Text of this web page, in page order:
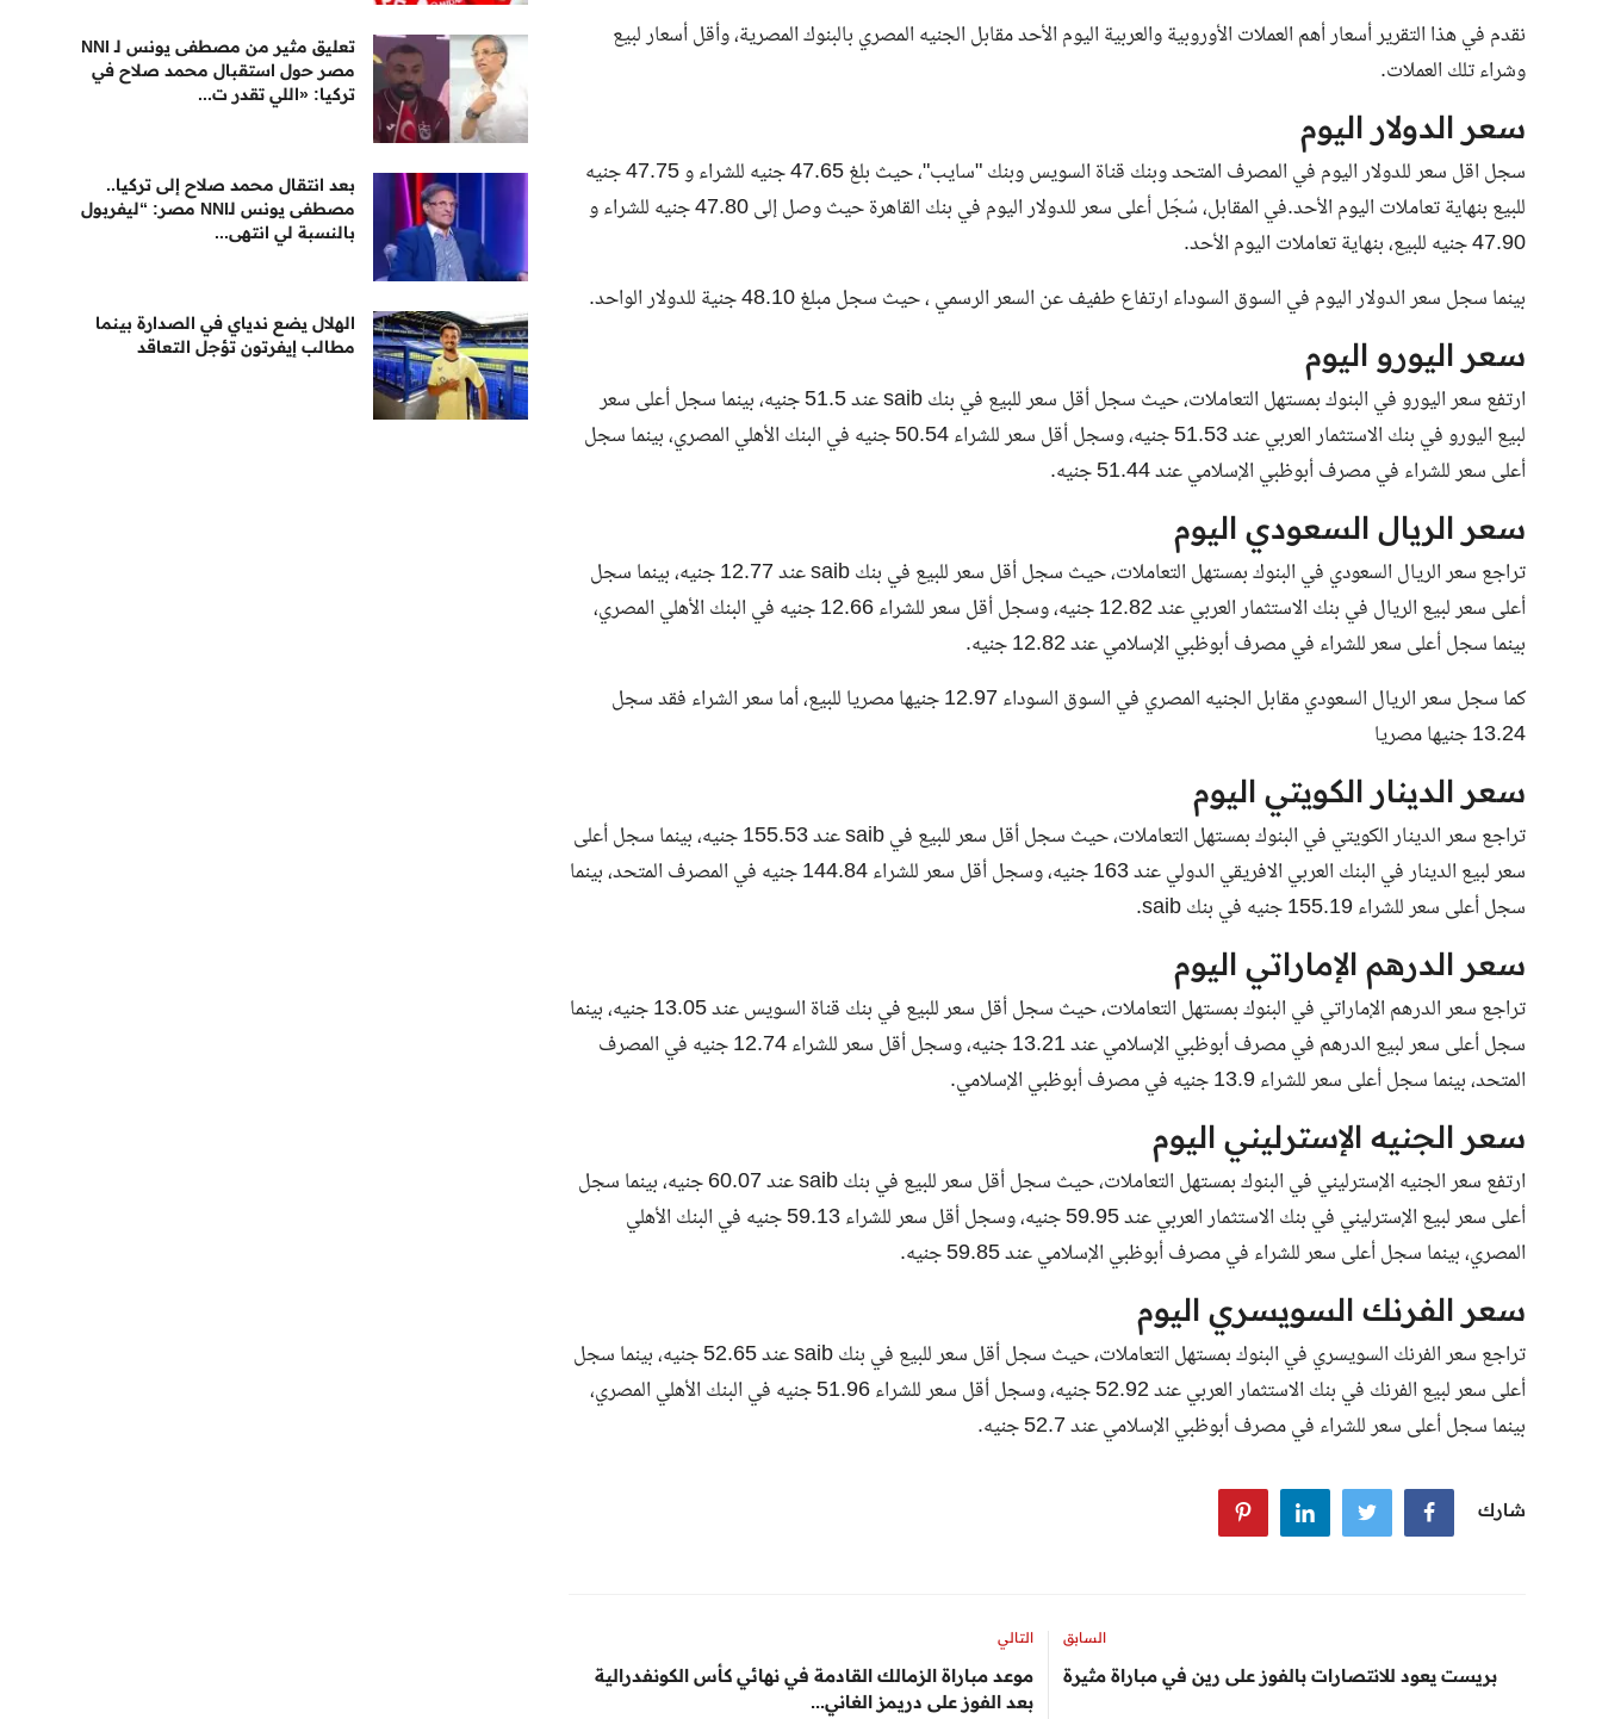
نقدم في هذا التقرير أسعار أهم العملات الأوروبية والعربية اليوم الأحد مقابل الجنيه المصري بالبنوك المصرية، وأقل أسعار لبيع
وشراء تلك العملات.
سعر الدولار اليوم
سجل اقل سعر للدولار اليوم في المصرف المتحد وبنك قناة السويس وبنك "سايب"، حيث بلغ 47.65 جنيه للشراء و 47.75 جنيه
للبيع بنهاية تعاملات اليوم الأحد.في المقابل، سُجّل أعلى سعر للدولار اليوم في بنك القاهرة حيث وصل إلى 47.80 جنيه للشراء و
47.90 جنيه للبيع، بنهاية تعاملات اليوم الأحد.
بينما سجل سعر الدولار اليوم في السوق السوداء ارتفاع طفيف عن السعر الرسمي ، حيث سجل مبلغ 48.10 جنية للدولار الواحد.
سعر اليورو اليوم
ارتفع سعر اليورو في البنوك بمستهل التعاملات، حيث سجل أقل سعر للبيع في بنك saib عند 51.5 جنيه، بينما سجل أعلى سعر
لبيع اليورو في بنك الاستثمار العربي عند 51.53 جنيه، وسجل أقل سعر للشراء 50.54 جنيه في البنك الأهلي المصري، بينما سجل
أعلى سعر للشراء في مصرف أبوظبي الإسلامي عند 51.44 جنيه.
سعر الريال السعودي اليوم
تراجع سعر الريال السعودي في البنوك بمستهل التعاملات، حيث سجل أقل سعر للبيع في بنك saib عند 12.77 جنيه، بينما سجل
أعلى سعر لبيع الريال في بنك الاستثمار العربي عند 12.82 جنيه، وسجل أقل سعر للشراء 12.66 جنيه في البنك الأهلي المصري،
بينما سجل أعلى سعر للشراء في مصرف أبوظبي الإسلامي عند 12.82 جنيه.
كما سجل سعر الريال السعودي مقابل الجنيه المصري في السوق السوداء
12.97 جنيها مصريا للبيع، أما سعر الشراء فقد سجل
13.24 جنيها مصريا
سعر الدينار الكويتي اليوم
تراجع سعر الدينار الكويتي في البنوك بمستهل التعاملات، حيث سجل أقل سعر للبيع في saib عند 155.53 جنيه، بينما سجل أعلى
سعر لبيع الدينار في البنك العربي الافريقي الدولي عند 163 جنيه، وسجل أقل سعر للشراء 144.84 جنيه في المصرف المتحد، بينما
سجل أعلى سعر للشراء 155.19 جنيه في بنك saib.
سعر الدرهم الإماراتي اليوم
تراجع سعر الدرهم الإماراتي في البنوك بمستهل التعاملات، حيث سجل أقل سعر للبيع في بنك قناة السويس عند 13.05 جنيه، بينما
سجل أعلى سعر لبيع الدرهم في مصرف أبوظبي الإسلامي عند 13.21 جنيه، وسجل أقل سعر للشراء 12.74 جنيه في المصرف
المتحد، بينما سجل أعلى سعر للشراء 13.9 جنيه في مصرف أبوظبي الإسلامي.
سعر الجنيه الإسترليني اليوم
ارتفع سعر الجنيه الإسترليني في البنوك بمستهل التعاملات، حيث سجل أقل سعر للبيع في بنك saib عند 60.07 جنيه، بينما سجل
أعلى سعر لبيع الإسترليني في بنك الاستثمار العربي عند 59.95 جنيه، وسجل أقل سعر للشراء 59.13 جنيه في البنك الأهلي
المصري، بينما سجل أعلى سعر للشراء في مصرف أبوظبي الإسلامي عند 59.85 جنيه.
سعر الفرنك السويسري اليوم
تراجع سعر الفرنك السويسري في البنوك بمستهل التعاملات، حيث سجل أقل سعر للبيع في بنك saib عند 52.65 جنيه، بينما سجل
أعلى سعر لبيع الفرنك في بنك الاستثمار العربي عند 52.92 جنيه، وسجل أقل سعر للشراء 51.96 جنيه في البنك الأهلي المصري،
بينما سجل أعلى سعر للشراء في مصرف أبوظبي الإسلامي عند 52.7 جنيه.
شارك
السابق
بريست يعود للانتصارات بالفوز على رين في مباراة مثيرة
التالي
موعد مباراة الزمالك القادمة في نهائي كأس الكونفدرالية
بعد الفوز على دريمز الغاني...
تعليق مثير من مصطفى يونس لـ NNI
مصر حول استقبال محمد صلاح في
تركيا: «اللي تقدر ت...
بعد انتقال محمد صلاح إلى تركيا..
مصطفى يونس لـNNI مصر: “ليفربول
بالنسبة لي انتهى...
الهلال يضع ندياي في الصدارة بينما
مطالب إيفرتون تؤجل التعاقد